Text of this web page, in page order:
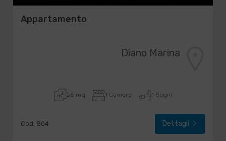
Appartamento
Diano Marina
25 mq 1 Camere 1 Bagni
Cod. 804 Dettagli